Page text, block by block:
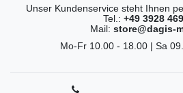
Unser Kundenservice steht Ihnen
Tel.: +49 3928
Mail: store@dagis-
Mo-Fr 10.00 - 18.00 | Sa